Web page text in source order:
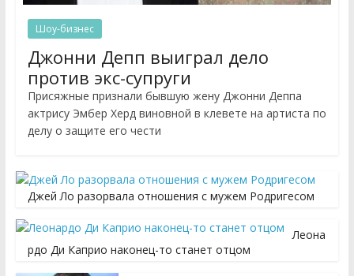
Шоу-бизнес
Джонни Депп выиграл дело
против экс-супруги
Присяжные признали бывшую жену Джонни Деппа
актрису Эмбер Херд виновной в клевете на артиста по
делу о защите его чести
Джей Ло разорвала отношения с мужем Родригесом
Леона
рдо Ди Каприо наконец-то станет отцом